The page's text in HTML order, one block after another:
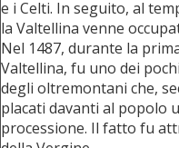
e i Celti. In seguito, al
la Valtellina venne
Nel 1487, durante la
Valtellina, fu uno dei
degli oltremontani che,
placati davanti al popolo
processione. Il fatto fu